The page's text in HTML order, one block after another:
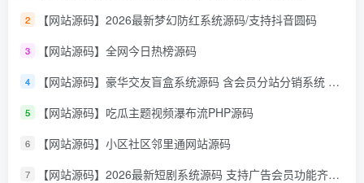
2 【网站源码】2026最新梦幻防红系统源码/支持抖音圆码
3 【网站源码】全网今日热榜源码
4 【网站源码】豪华交友盲盒系统源码 含会员分站分销系统 可易支付
5 【网站源码】吃瓜主题视频瀑布流PHP源码
6 【网站源码】小区社区邻里通网站源码
7 【网站源码】2026最新短剧系统源码 支持广告会员功能齐全短剧源码